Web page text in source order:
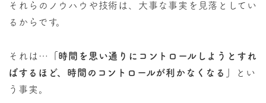
それらのノウハウや技術は、大事な事実を見落としてい
るからです。
それは…
「時間を思い通りにコントロールしようとすれ
ばするほど、時間のコントロールが利かなくなる」
とい
う事実。